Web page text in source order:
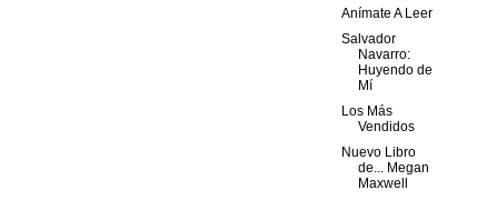
Anímate A Leer
Salvador
Navarro:
Huyendo de
Mí
Los Más
Vendidos
Nuevo Libro
de... Megan
Maxwell